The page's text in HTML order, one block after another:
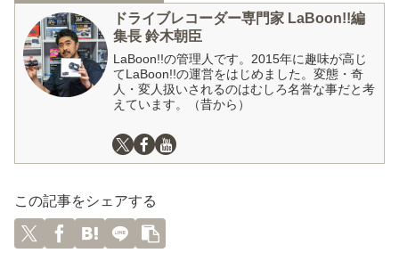
ドライブレコーダー専門家 LaBoon!!編
集長 鈴木朝臣
LaBoon!!の管理人です。2015年に趣味が高じ
てLaBoon!!の運営をはじめました。変態・奇
人・変人扱いされるのはむしろ名誉な事だと考
えています。（昔から）
この記事をシェアする